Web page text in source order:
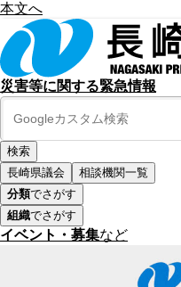
本文へ
災害等に関する緊急情報
長崎県議会
相談機関一覧
分類でさがす
組織でさがす
イベント・募集など